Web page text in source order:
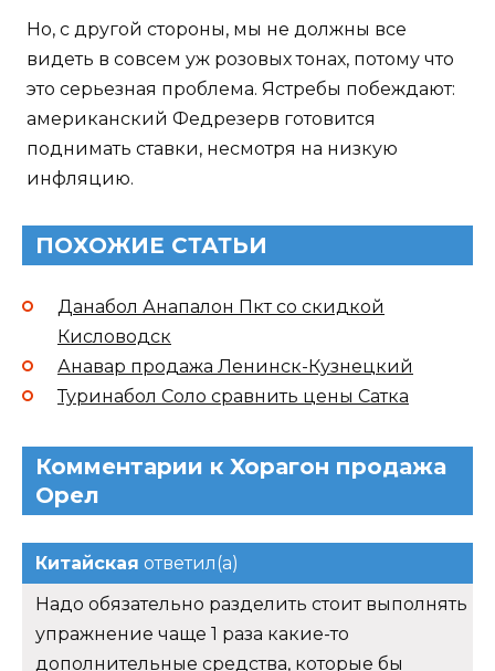
Но, с другой стороны, мы не должны все
видеть в совсем уж розовых тонах, потому что
это серьезная проблема. Ястребы побеждают:
американский Федрезерв готовится
поднимать ставки, несмотря на низкую
инфляцию.
ПОХОЖИЕ СТАТЬИ
Данабол Анапалон Пкт со скидкой
Кисловодск
Анавар продажа Ленинск-Кузнецкий
Туринабол Соло сравнить цены Сатка
Комментарии к Хорагон продажа
Орел
Китайская ответил(а)
Надо обязательно разделить стоит выполнять
упражнение чаще 1 раза какие-то
дополнительные средства, которые бы